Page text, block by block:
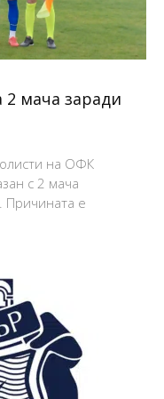
мача заради
на ОФК
с 2 мача
Причината е